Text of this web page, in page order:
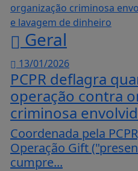
Geral
13/01/2026
PCPR deflagra
operação contra
criminosa
Coordenada pela
Operação Gift
cumpre...